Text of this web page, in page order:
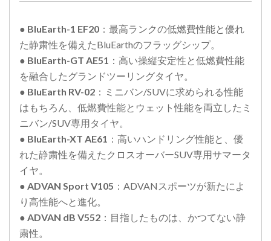
● BluEarth-1 EF20 ：最高ランクの低燃費性能と優れ
た静粛性を備えたBluEarthのフラッグシップ。
● BluEarth-GT AE51 ：高い操縦安定性と低燃費性能
を融合したグランドツーリングタイヤ。
● BluEarth RV-02 ：ミニバン/SUVに求められる性能
はもちろん、低燃費性能とウェット性能を両立したミ
ニバン/SUV専用タイヤ。
● BluEarth-XT AE61 ：高いハンドリング性能と、優
れた静粛性を備えたクロスオーバーSUV専用サマータ
イヤ。
● ADVAN Sport V105 ：ADVANスポーツが新たによ
り高性能へと進化。
● ADVAN dB V552 ：目指したものは、かつてない静
粛性。